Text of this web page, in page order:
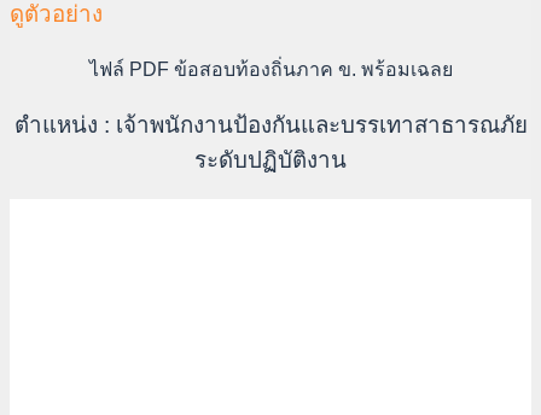
ดูตัวอย่าง
ไฟล์ PDF ข้อสอบท้องถิ่นภาค ข. พร้อมเฉลย
ตำแหน่ง : เจ้าพนักงานป้องกันและบรรเทาสาธารณภัย
ระดับปฏิบัติงาน